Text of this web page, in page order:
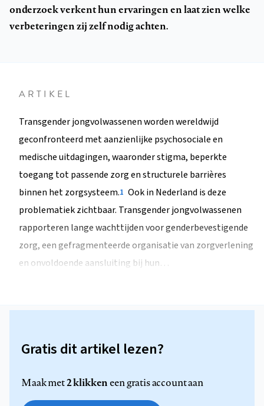
onderzoek verkent hun ervaringen en laat zien welke
verbeteringen zij zelf nodig achten.
ARTIKEL
Transgender jongvolwassenen worden wereldwijd
geconfronteerd met aanzienlijke psychosociale en
medische uitdagingen, waaronder stigma, beperkte
toegang tot passende zorg en structurele barrières
binnen het zorgsysteem.1 Ook in Nederland is deze
problematiek zichtbaar. Transgender jongvolwassenen
rapporteren lange wachttijden voor genderbevestigende
zorg, een gefragmenteerde organisatie van zorgverlening
en onvoldoende aansluiting bij hun…
Gratis dit artikel lezen?
Maak met2 klikkeneen gratis account aan